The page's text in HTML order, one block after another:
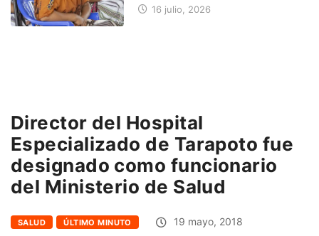
16 julio, 2026
Director del Hospital
Especializado de Tarapoto fue
designado como funcionario
del Ministerio de Salud
SALUD ÚLTIMO MINUTO 19 mayo, 2018